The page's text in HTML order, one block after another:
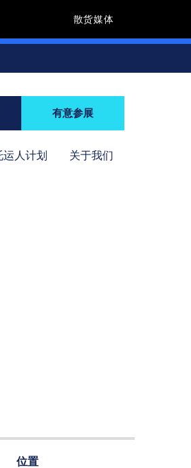
散货媒体
有意参展
运人计划 关于我们
位置